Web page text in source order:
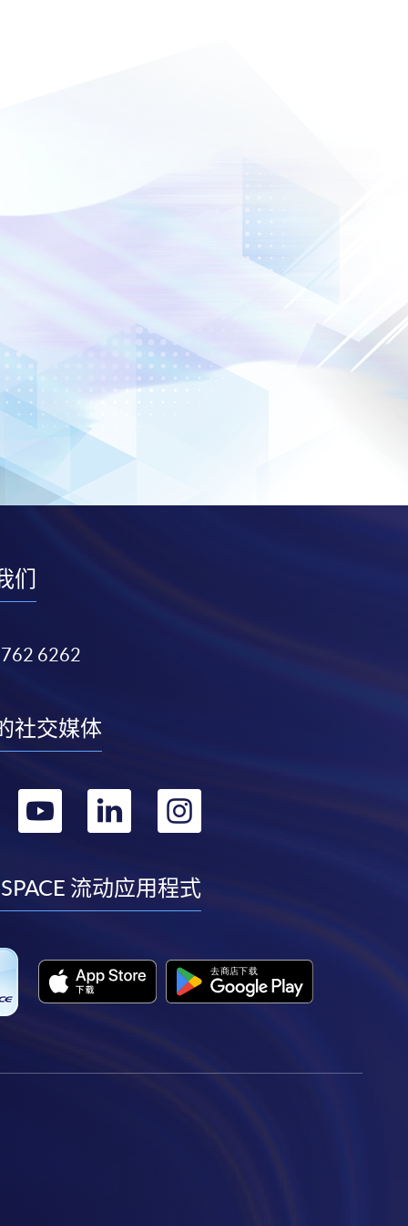
们
6262
社交媒体
转
youtube
转
linkedin
转
instagram
流动应用程式